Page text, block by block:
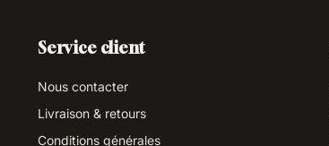
Service client
Nous contacter
Livraison & retours
Conditions générales